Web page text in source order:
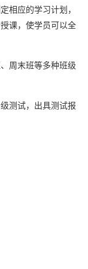
相应的学习计划，
课，使学员可以全
周末班等多种班级
测试，出具测试报